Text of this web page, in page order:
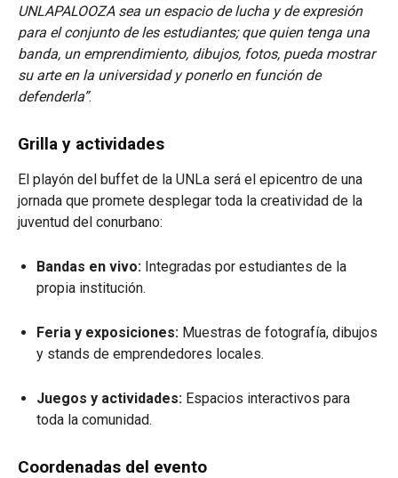
UNLAPALOOZA sea un espacio de lucha y de expresión
para el conjunto de les estudiantes; que quien tenga una
banda, un emprendimiento, dibujos, fotos, pueda mostrar
su arte en la universidad y ponerlo en función de
defenderla”.
Grilla y actividades
El playón del buffet de la UNLa será el epicentro de una
jornada que promete desplegar toda la creatividad de la
juventud del conurbano:
Bandas en vivo: Integradas por estudiantes de la
propia institución.
Feria y exposiciones: Muestras de fotografía, dibujos
y stands de emprendedores locales.
Juegos y actividades: Espacios interactivos para
toda la comunidad.
Coordenadas del evento